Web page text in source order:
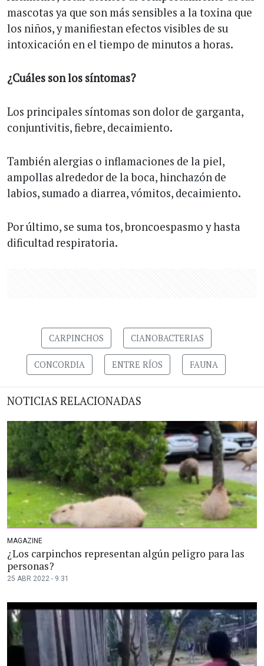
mascotas ya que son más sensibles a la toxina que
los niños, y manifiestan efectos visibles de su
intoxicación en el tiempo de minutos a horas.
¿Cuáles son los síntomas?
Los principales síntomas son dolor de garganta,
conjuntivitis, fiebre, decaimiento.
También alergias o inflamaciones de la piel,
ampollas alrededor de la boca, hinchazón de
labios, sumado a diarrea, vómitos, decaimiento.
Por último, se suma tos, broncoespasmo y hasta
dificultad respiratoria.
CARPINCHOS CIANOBACTERIAS
CONCORDIA ENTRE RÍOS FAUNA
NOTICIAS RELACIONADAS
MAGAZINE
¿Los carpinchos representan algún peligro para las
personas?
25 ABR 2022 - 9:31